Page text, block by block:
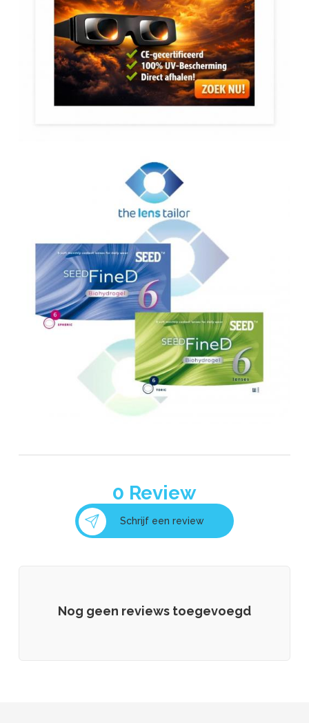
0 Review
Schrijf een review
Nog geen reviews toegevoegd